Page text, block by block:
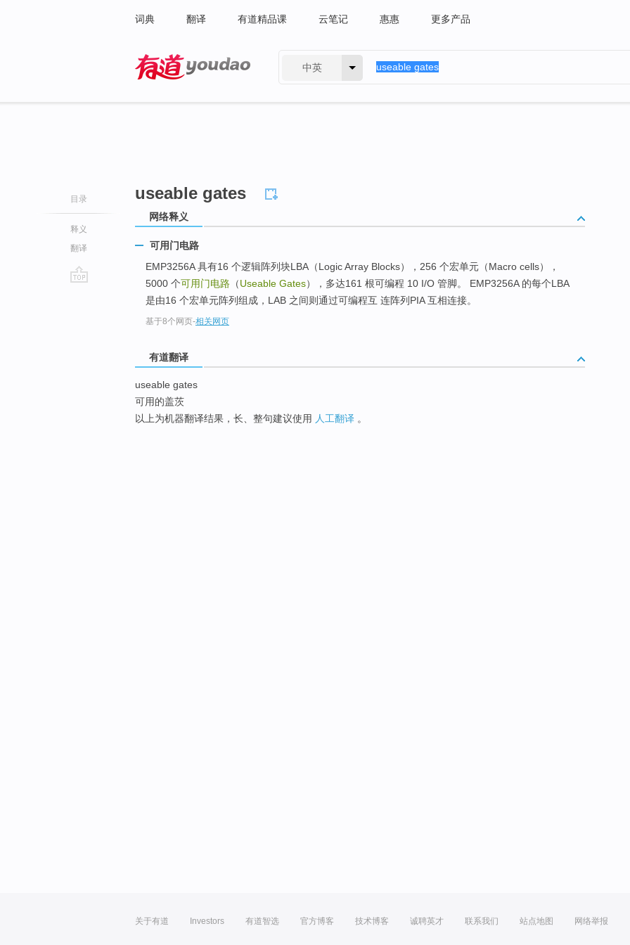
词典 翻译 有道精品课 云笔记 惠惠 更多产品
中英
目录
释义
翻译
useable gates
网络释义
可用门电路
EMP3256A 具有16 个逻辑阵列块LBA（Logic Array Blocks），256 个宏单元（Macro cells），
5000 个可用门电路 （Useable Gates），多达161 根可编程 10 I/O 管脚。 EMP3256A 的每个LBA
是由16 个宏单元阵列组成，LAB 之间则通过可编程互 连阵列PIA 互相连接。
基于8个网页-相关网页
有道翻译
useable gates
可用的盖茨
以上为机器翻译结果，长、整句建议使用 人工翻译 。
关于有道 Investors 有道智选 官方博客 技术博客 诚聘英才 联系我们 站点地图 网络举报